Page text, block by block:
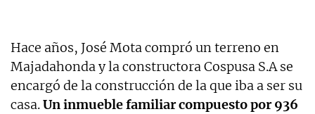
Hace años, José Mota compró un terreno en
Majadahonda y la constructora Cospusa S.A se
encargó de la construcción de la que iba a ser su
casa.Un inmueble familiar compuesto por 936